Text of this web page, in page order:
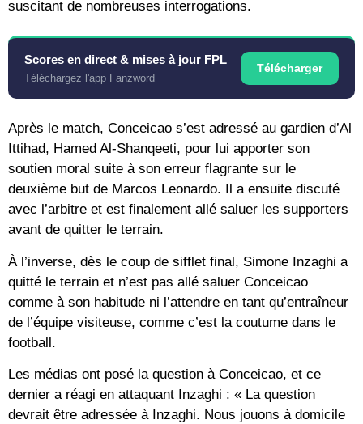
suscitant de nombreuses interrogations.
Scores en direct & mises à jour FPL
Téléchargez l'app Fanzword
Télécharger
Après le match, Conceicao s’est adressé au gardien d’Al
Ittihad, Hamed Al-Shanqeeti, pour lui apporter son
soutien moral suite à son erreur flagrante sur le
deuxième but de Marcos Leonardo. Il a ensuite discuté
avec l’arbitre et est finalement allé saluer les supporters
avant de quitter le terrain.
À l’inverse, dès le coup de sifflet final, Simone Inzaghi a
quitté le terrain et n’est pas allé saluer Conceicao
comme à son habitude ni l’attendre en tant qu’entraîneur
de l’équipe visiteuse, comme c’est la coutume dans le
football.
Les médias ont posé la question à Conceicao, et ce
dernier a réagi en attaquant Inzaghi : « La question
devrait être adressée à Inzaghi. Nous jouons à domicile